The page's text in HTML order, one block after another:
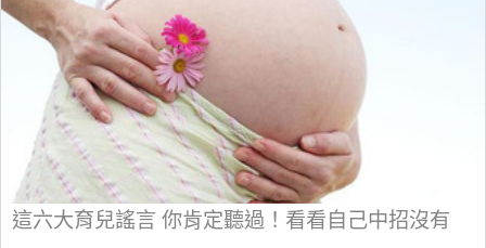
這六大育兒謠言 你肯定聽過！看看自己中招沒有